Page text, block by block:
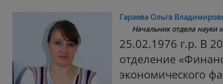
Гараева Ольга
Начальник отдела науки
25.02.1976 г.р. В
отделение
экономического